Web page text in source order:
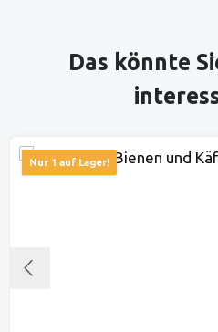
Produktgalerie überspringen
Das könnte
Nur 1 auf Lager!